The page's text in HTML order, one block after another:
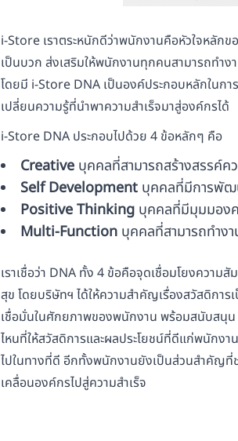
i-Store เราตระหนักดีว่าพนักงานคือหัวใจหลัก
เป็นบวก ส่งเสริมให้พนักงานทุกคนสามารถท
โดยมี i-Store DNA เป็นองค์ประกอบหลักในก
เปลี่ยนความรู้ที่นำพาความสำเร็จมาสู่องค์กรได้
i-Store DNA ประกอบไปด้วย 4 ข้อหลักๆ คือ
Creative บุคคลที่สามารถสร้างสรรค์ค
Self Development บุคคลที่มีการพัฒน
Positive Thinking บุคคลที่มีมุมมองค
Multi-Function บุคคลที่สามารถทำง
เราเชื่อว่า DNA ทั้ง 4 ข้อคือจุดเชื่อมโยงคว
สุข โดยบริษัทฯ ได้ให้ความสำคัญเรื่องสวัสดิกา
เชื่อมั่นในศักยภาพของพนักงาน พร้อมสนับสนุน
ไหนที่ให้สวัสดิการและผลประโยชน์ที่ดีแก่พนัก
ไปในทางที่ดี อีกทั้งพนักงานยังเป็นส่วนสำคัญที่
เคลื่อนองค์กรไปสู่ความสำเร็จ